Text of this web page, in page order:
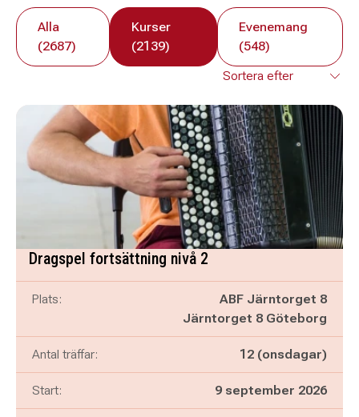
Alla
(2687)
Kurser
(2139)
Evenemang
(548)
Dragspel fortsättning nivå 2
Plats:
ABF Järntorget 8
Järntorget 8 Göteborg
Antal träffar: 12 (onsdagar)
Start: 9 september 2026